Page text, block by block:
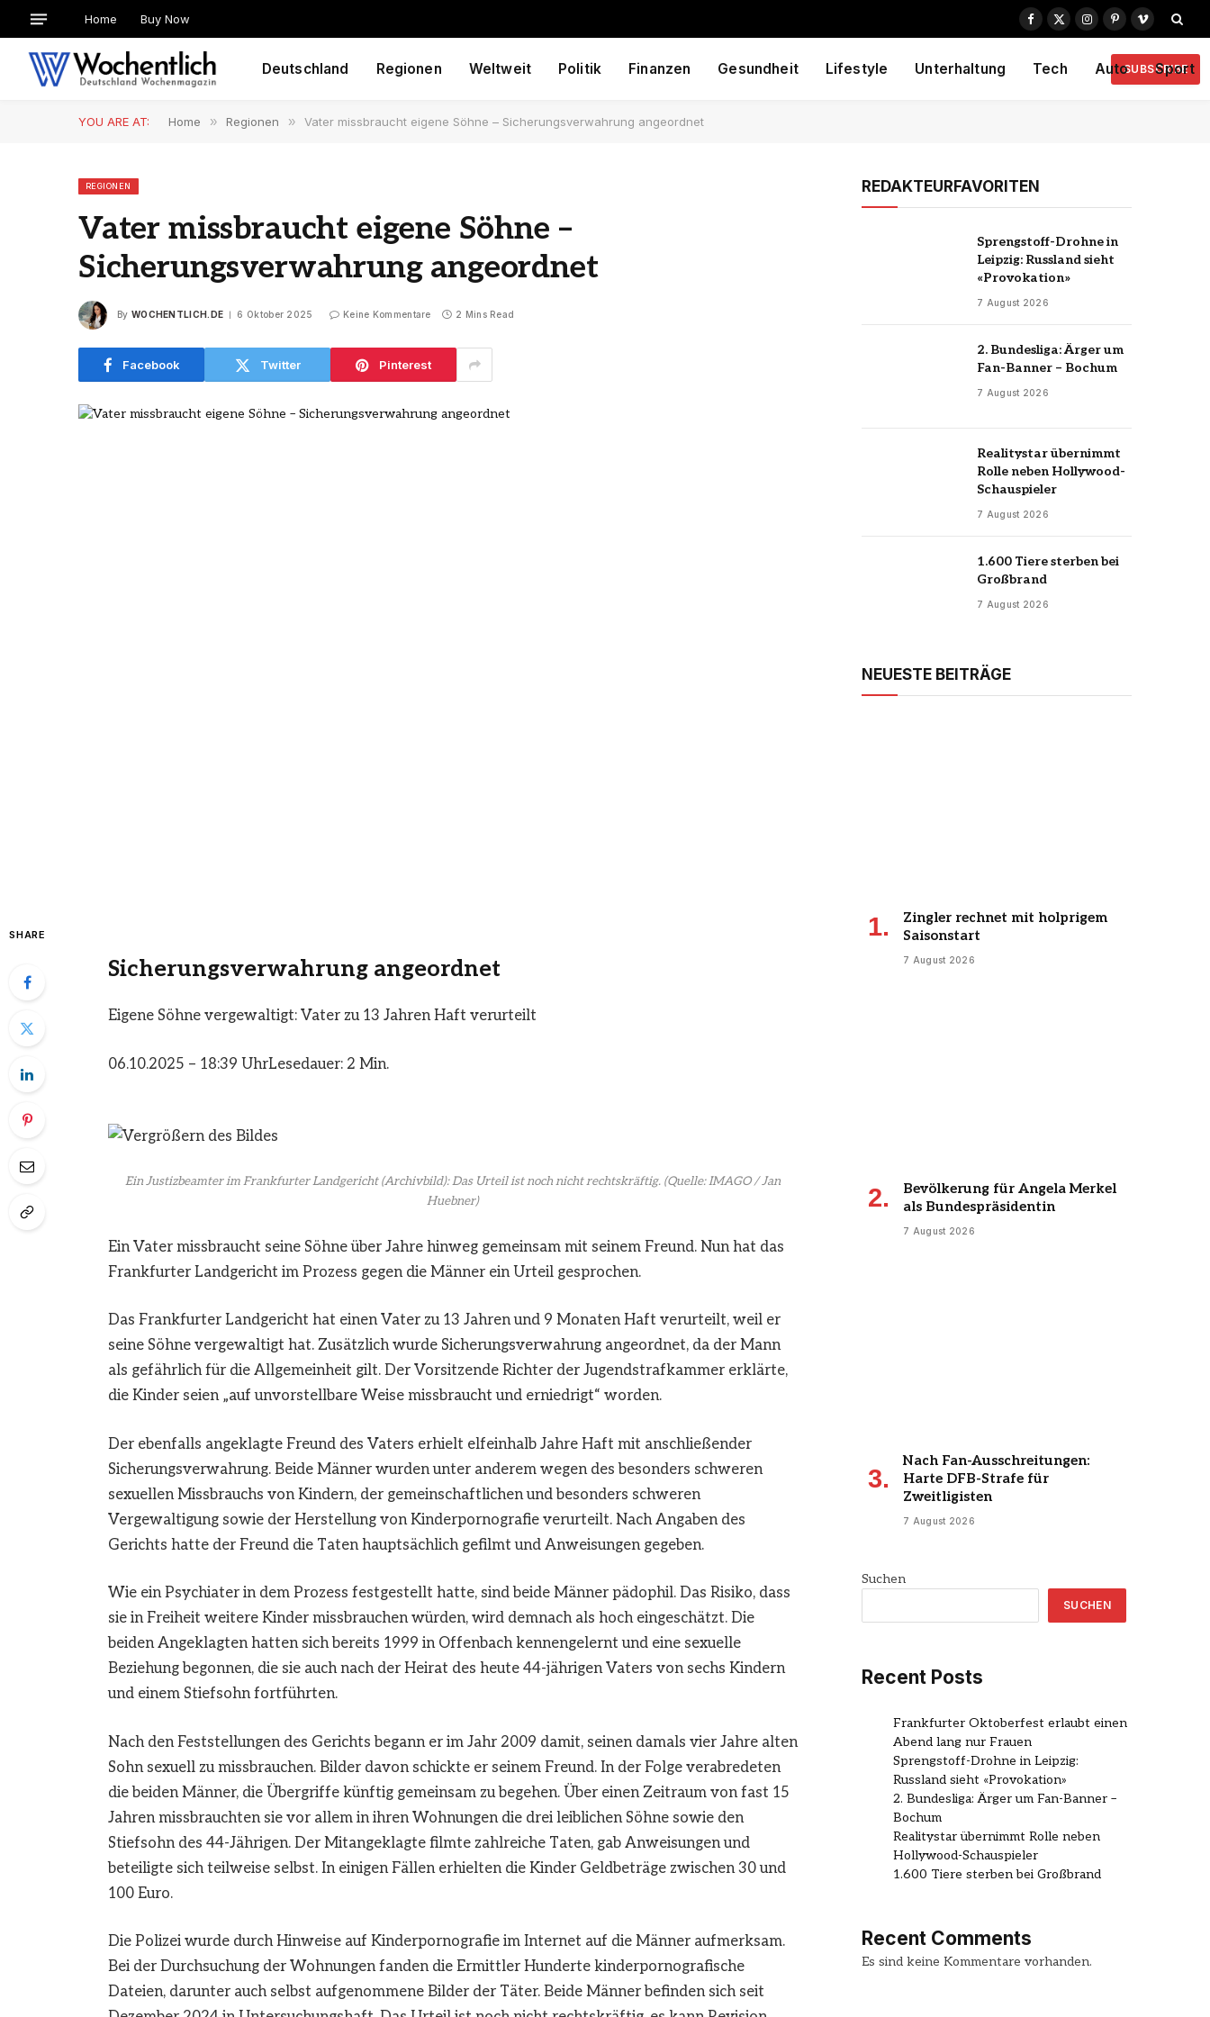
Home Buy Now
Facebook
X
Instagram
PinterestVimeo
Deutschland Regionen Weltweit Politik Finanzen Gesundheit Lifestyle Unterhaltung Tech Auto Sport
SUBSCRIBE
YOU ARE AT: Home » Regionen » Vater missbraucht eigene Söhne – Sicherungsverwahrung angeordnet
REGIONEN
Vater missbraucht eigene Söhne –
Sicherungsverwahrung angeordnet
By WOCHENTLICH.DE 6 Oktober 2025 Keine Kommentare 2 Mins Read
Facebook Twitter Pinterest
SHARE
Sicherungsverwahrung angeordnet
Eigene Söhne vergewaltigt: Vater zu 13 Jahren Haft verurteilt
06.10.2025 – 18:39 UhrLesedauer: 2 Min.
Ein Justizbeamter im Frankfurter Landgericht (Archivbild): Das Urteil ist noch nicht rechtskräftig. (Quelle: IMAGO / Jan
Huebner)
Ein Vater missbraucht seine Söhne über Jahre hinweg gemeinsam mit seinem Freund. Nun hat das
Frankfurter Landgericht im Prozess gegen die Männer ein Urteil gesprochen.
Das Frankfurter Landgericht hat einen Vater zu 13 Jahren und 9 Monaten Haft verurteilt, weil er
seine Söhne vergewaltigt hat. Zusätzlich wurde Sicherungsverwahrung angeordnet, da der Mann
als gefährlich für die Allgemeinheit gilt. Der Vorsitzende Richter der Jugendstrafkammer erklärte,
die Kinder seien „auf unvorstellbare Weise missbraucht und erniedrigt“ worden.
Der ebenfalls angeklagte Freund des Vaters erhielt elfeinhalb Jahre Haft mit anschließender
Sicherungsverwahrung. Beide Männer wurden unter anderem wegen des besonders schweren
sexuellen Missbrauchs von Kindern, der gemeinschaftlichen und besonders schweren
Vergewaltigung sowie der Herstellung von Kinderpornografie verurteilt. Nach Angaben des
Gerichts hatte der Freund die Taten hauptsächlich gefilmt und Anweisungen gegeben.
Wie ein Psychiater in dem Prozess festgestellt hatte, sind beide Männer pädophil. Das Risiko, dass
sie in Freiheit weitere Kinder missbrauchen würden, wird demnach als hoch eingeschätzt. Die
beiden Angeklagten hatten sich bereits 1999 in Offenbach kennengelernt und eine sexuelle
Beziehung begonnen, die sie auch nach der Heirat des heute 44-jährigen Vaters von sechs Kindern
und einem Stiefsohn fortführten.
Nach den Feststellungen des Gerichts begann er im Jahr 2009 damit, seinen damals vier Jahre alten
Sohn sexuell zu missbrauchen. Bilder davon schickte er seinem Freund. In der Folge verabredeten
die beiden Männer, die Übergriffe künftig gemeinsam zu begehen. Über einen Zeitraum von fast 15
Jahren missbrauchten sie vor allem in ihren Wohnungen die drei leiblichen Söhne sowie den
Stiefsohn des 44-Jährigen. Der Mitangeklagte filmte zahlreiche Taten, gab Anweisungen und
beteiligte sich teilweise selbst. In einigen Fällen erhielten die Kinder Geldbeträge zwischen 30 und
100 Euro.
Die Polizei wurde durch Hinweise auf Kinderpornografie im Internet auf die Männer aufmerksam.
Bei der Durchsuchung der Wohnungen fanden die Ermittler Hunderte kinderpornografische
Dateien, darunter auch selbst aufgenommene Bilder der Täter. Beide Männer befinden sich seit
REDAKTEURFAVORITEN
Sprengstoff-Drohne in
Leipzig: Russland sieht
«Provokation»
7 August 2026
2. Bundesliga: Ärger um
Fan-Banner – Bochum
7 August 2026
Realitystar übernimmt
Rolle neben Hollywood-
Schauspieler
7 August 2026
1.600 Tiere sterben bei
Großbrand
7 August 2026
NEUESTE BEITRÄGE
Zingler rechnet mit holprigem
Saisonstart
7 August 2026
Bevölkerung für Angela Merkel
als Bundespräsidentin
7 August 2026
Nach Fan-Ausschreitungen:
Harte DFB-Strafe für
Zweitligisten
7 August 2026
Suchen
SUCHEN
Recent Posts
Frankfurter Oktoberfest erlaubt einen
Abend lang nur Frauen
Sprengstoff-Drohne in Leipzig:
Russland sieht «Provokation»
2. Bundesliga: Ärger um Fan-Banner –
Bochum
Realitystar übernimmt Rolle neben
Hollywood-Schauspieler
1.600 Tiere sterben bei Großbrand
Recent Comments
Es sind keine Kommentare vorhanden.